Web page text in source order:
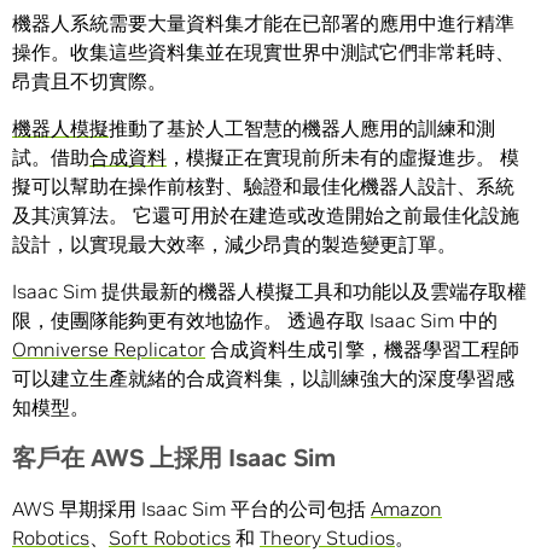
機器人系統需要大量資料集才能在已部署的應用中進行精準
操作。收集這些資料集並在現實世界中測試它們非常耗時、
昂貴且不切實際。
機器人模擬推動了基於人工智慧的機器人應用的訓練和測
試。借助合成資料 ，模擬正在實現前所未有的虛擬進步。 模
擬可以幫助在操作前核對、驗證和最佳化機器人設計、系統
及其演算法。 它還可用於在建造或改造開始之前最佳化設施
設計，以實現最大效率，減少昂貴的製造變更訂單。
Isaac Sim 提供最新的機器人模擬工具和功能以及雲端存取權
限，使團隊能夠更有效地協作。 透過存取 Isaac Sim 中的
Omniverse Replicator 合成資料生成引擎，機器學習工程師
可以建立生產就緒的合成資料集，以訓練強大的深度學習感
知模型。
客戶在 AWS 上採用 Isaac Sim
AWS 早期採用 Isaac Sim 平台的公司包括 Amazon
Robotics、 Soft Robotics 和 Theory Studios。